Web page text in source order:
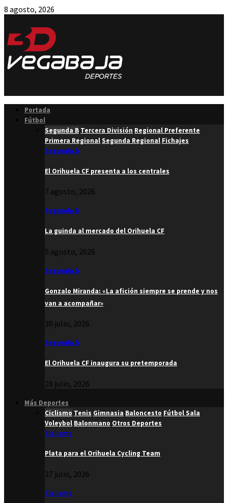
8 agosto, 2026
Portada
Fútbol
Segunda B Tercera División Regional Preferente
Primera RegionalSegunda Regional Fichajes
Segunda B
El Orihuela CF presenta a los centrales
7 agosto, 2026
Segunda B
La guinda al mercado del Orihuela CF
5 agosto, 2026
Segunda B
Gonzalo Miranda: «La afición siempre se prende y nos
van a acompañar»
30 julio, 2026
Segunda B
El Orihuela CF inaugura su pretemporada
28 julio, 2026
Más Deportes
Ciclismo Tenis Gimnasia Baloncesto Fútbol Sala
Voleybol Balonmano Otros Deportes
Ciclismo
Plata para el Orihuela Cycling Team
27 julio, 2026
Ciclismo